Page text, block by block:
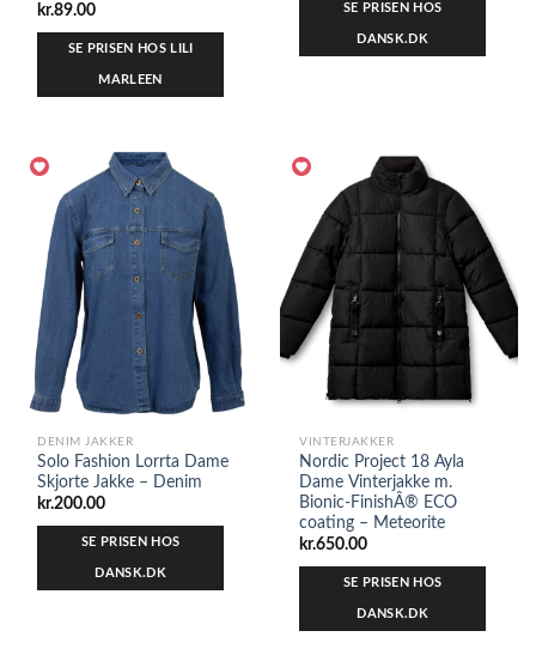
kr.89.00
SE PRISEN HOS LILI
MARLEEN
SE PRISEN HOS
DANSK.DK
DENIM JAKKER
Solo Fashion Lorrta Dame
Skjorte Jakke – Denim
kr.200.00
SE PRISEN HOS
DANSK.DK
VINTERJAKKER
Nordic Project 18 Ayla
Dame Vinterjakke m.
Bionic-FinishÂ® ECO
coating – Meteorite
kr.650.00
SE PRISEN HOS
DANSK.DK